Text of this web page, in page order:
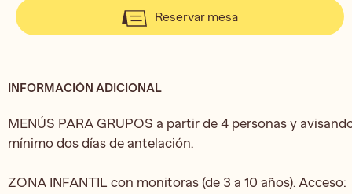
Reservar mesa
INFORMACIÓN ADICIONAL
MENÚS PARA GRUPOS a partir de 4 personas y
mínimo dos días de antelación.
ZONA INFANTIL con monitoras (de 3 a 10 años). Acceso: